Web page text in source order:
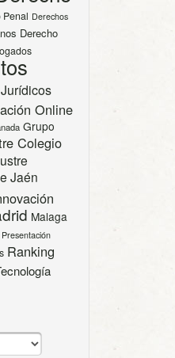
Penal Derechos
Derecho
Online
Grupo
Colegio
Jaén
Malaga
Presentación
Ranking